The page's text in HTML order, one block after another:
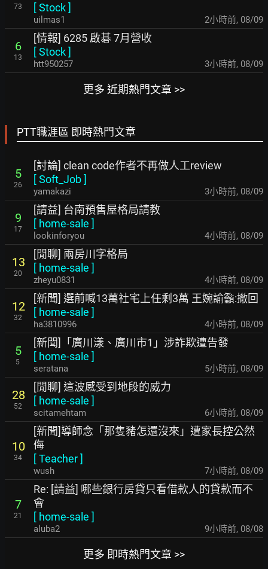
73
[Stock]
uilmas1 2小時前, 08/09
6
13
[情報] 6285 啟碁 7月營收
[Stock]
htt950257 3小時前, 08/09
更多 近期熱門文章 >>
PTT職涯區 即時熱門文章
5
26
[討論] clean code作者不再做人工review
[Soft_Job]
yamakazi 3小時前, 08/09
9
17
[請益] 台南預售屋格局請教
[ home-sale ]
lookinforyou 4小時前, 08/09
13
20
[閒聊] 兩房川字格局
[ home-sale ]
zheyu0831 4小時前, 08/09
12
32
[新聞] 選前喊13萬社宅上任剩3萬 王婉諭籲:撤回
[ home-sale ]
ha3810996 4小時前, 08/09
5
5
[新聞]「廣川漾、廣川市1」涉詐欺遭告發
[ home-sale ]
seratana 5小時前, 08/09
28
52
[閒聊] 這波感受到地段的威力
[ home-sale ]
scitamehtam 6小時前, 08/09
10
34
[新聞]導師念「那隻豬怎還沒來」遭家長控公然
侮
[Teacher]
wush 7小時前, 08/09
7
21
Re: [請益] 哪些銀行房貸只看借款人的貸款而不
會
[ home-sale ]
aluba2 9小時前, 08/08
更多 即時熱門文章 >>